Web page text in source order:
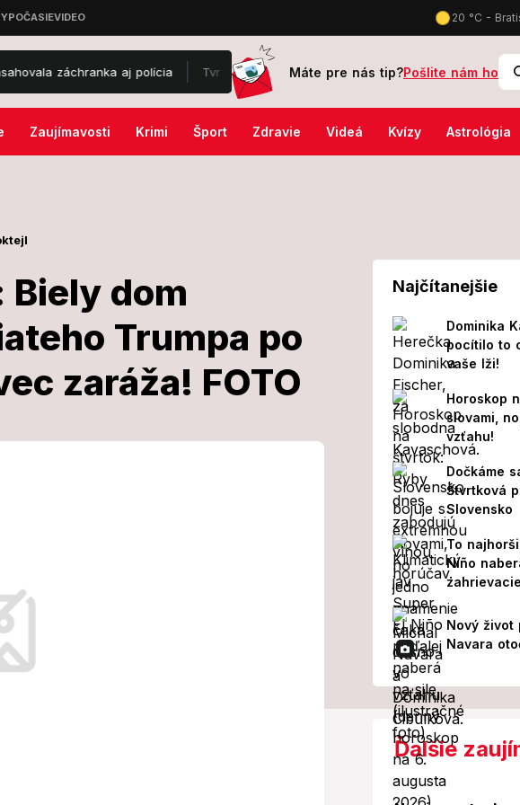
aj polícia Tvrdé slová dirigenta Vlada Valoviča: Česi tam nechodili, zrazu
Máte pre nás tip?Pošlite nám ho
Zaujímavosti Krimi Šport Zdravie Videá Kvízy Astrológia
Biely dom
Trumpa po
zaráža! FOTO
Biely
zaráža!
Najčítanejšie
Dominika
pocítilo to
vaše lži!
Horoskop
slovami,
vzťahu!
Dočkáme
Štvrtková
Slovensko
To
Niño
Nový život
Navara
Ďalšie